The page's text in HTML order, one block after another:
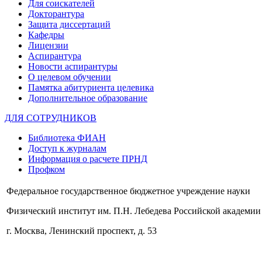
Для соискателей
Докторантура
Защита диссертаций
Кафедры
Лицензии
Аспирантура
Новости аспирантуры
О целевом обучении
Памятка абитуриента целевика
Дополнительное образование
ДЛЯ СОТРУДНИКОВ
Библиотека ФИАН
Доступ к журналам
Информация о расчете ПРНД
Профком
Федеральное государственное бюджетное учреждение науки
Физический институт им. П.Н. Лебедева Российской академии
г. Москва, Ленинский проспект, д. 53